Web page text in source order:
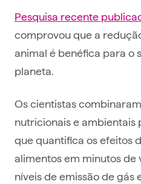
Pesquisa recente
comprovou que a
animal é benéfica para o
planeta.
Os cientistas
nutricionais e
que quantifica os efeitos
alimentos em minutos de
níveis de emissão de gás